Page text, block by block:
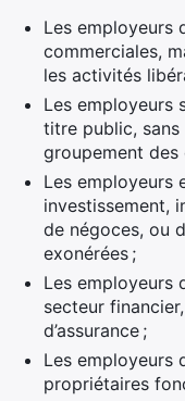
Les employeurs
commerciales,
les activités
Les employeurs
titre public,
groupement des
Les employeurs
investissement,
de négoces, ou
exonérées ;
Les employeurs
secteur
d’assurance ;
Les employeurs
propriétaires